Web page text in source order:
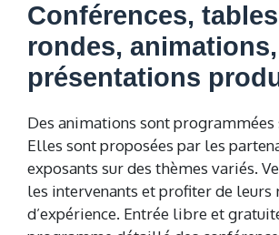
Conférences, tables
rondes, animations,
présentations
Des animations sont programmées
Elles sont proposées par les
exposants sur des thèmes variés.
les intervenants et profiter de leurs
d’expérience. Entrée libre et